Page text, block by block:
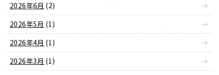
2026年6月 (2)
2026年5月 (1)
2026年4月 (1)
2026年3月 (1)